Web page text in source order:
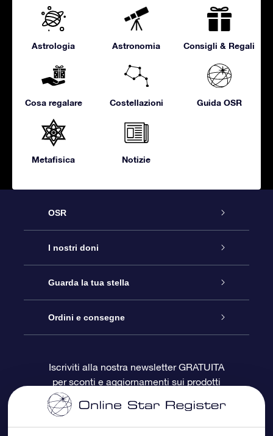
Astrologia Astronomia Consigli & Regali
Cosa regalare Costellazioni Guida OSR
Metafisica Notizie
OSR
Assistenza
Contattaci
Blog
OSR Recensioni
I nostri doni
Online Star Gift
Pacchetto regalo OSR
Gift Card OSR
Doni aziendali
Guarda la tua stella
Registro stellare
Star Page personalizzata
One Million Stars
Ordini e consegne
Informazioni di Pagamento
Iscriviti alla nostra newsletter GRATUITA
per sconti e aggiornamenti sui prodotti